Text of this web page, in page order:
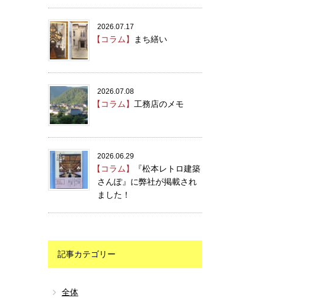
2026.07.17
【コラム】 まち繕い
2026.07.08
【コラム】 工務店のメモ
2026.06.29
【コラム】
『松本レトロ建築
さんぽ』に弊社が掲載され
ました！
記事カテゴリー
全体